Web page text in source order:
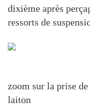
dixième après
ressorts de
zoom sur la prise
laiton